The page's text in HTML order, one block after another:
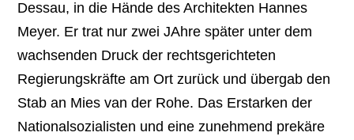
Dessau, in die Hände des Architekten Hannes
Meyer. Er trat nur zwei JAhre später unter dem
wachsenden Druck der rechtsgerichteten
Regierungskräfte am Ort zurück und übergab den
Stab an Mies van der Rohe. Das Erstarken der
Nationalsozialisten und eine zunehmend prekäre